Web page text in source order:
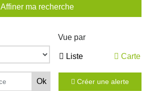
Affiner ma recherche
Vue par
Liste Carte
Créer une alerte